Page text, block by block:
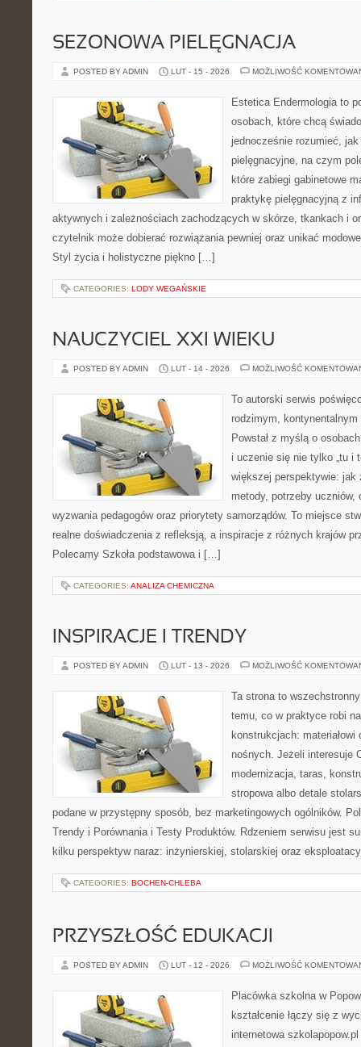
SEZONOWA PIELĘGNACJA
POSTED BY ADMIN LUT - 15 - 2026 MOŻLIWOŚĆ
Estetica Endermologia to
osobach, które chcą
jednocześnie rozumieć, jak
pielęgnacyjne, na czym
które zabiegi gabinetowe
praktykę pielęgnacyjną z
aktywnych i zależnościach zachodzących w skórze, tkankach i
czytelnik może dobierać rozwiązania pewniej oraz unikać
Styl życia i holistyczne piękno […]
CATEGORIES: LODY WEGAŃSKIE
NAUCZYCIEL XXI WIEKU
POSTED BY ADMIN LUT - 14 - 2026 MOŻLIWOŚĆ
To autorski serwis
rodzimym,
Powstał z myślą o
i uczenie się nie tylko „tu i
większej perspektywie: jak
metody, potrzeby
wyzwania pedagogów oraz priorytety samorządów. To miejsce
realne doświadczenia z refleksją, a inspiracje z różnych krajów
Polecamy Szkoła podstawowa i […]
CATEGORIES: ANALIZA CHEMICZNA
INSPIRACJE I TRENDY
POSTED BY ADMIN LUT - 13 - 2026 MOŻLIWOŚĆ
Ta strona to
temu, co w praktyce robi
konstrukcjach:
nośnych. Jeżeli interesuje
modernizacja, taras,
stropowa albo detale
podane w przystępny sposób, bez marketingowych ogólników.
Trendy i Porównania i Testy Produktów. Rdzeniem serwisu jest
kilku perspektyw naraz: inżynierskiej, stolarskiej oraz
CATEGORIES: BOCHEN-CHLEBA
PRZYSZŁOŚĆ EDUKACJI
POSTED BY ADMIN LUT - 12 - 2026 MOŻLIWOŚĆ
Placówka szkolna w
kształcenie łączy się z
internetowa